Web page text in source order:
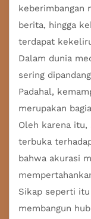
keberimbangan
berita, hingga
terdapat
Dalam dunia
sering
Padahal,
merupakan
Oleh karena itu,
terbuka
bahwa akurasi
Sikap seperti
membangun